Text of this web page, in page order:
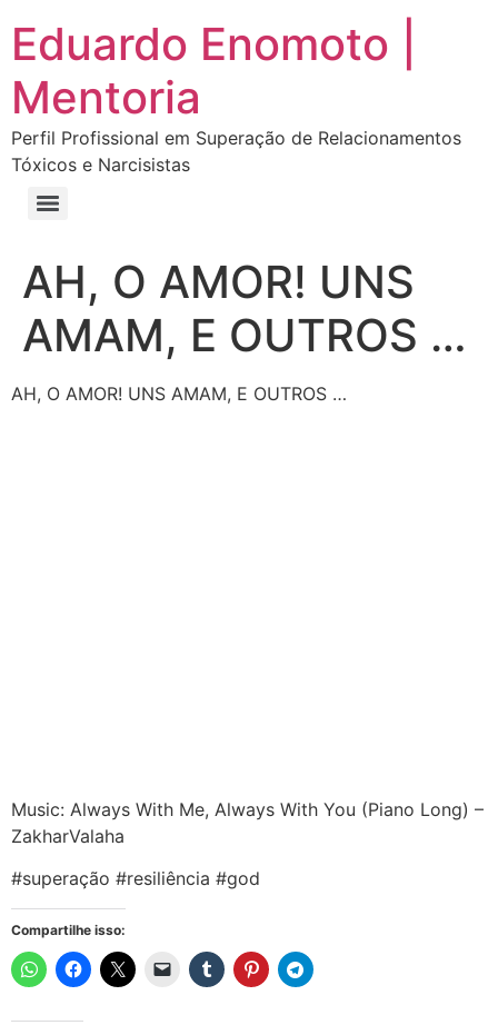
Eduardo Enomoto |
Mentoria
Perfil Profissional em Superação de Relacionamentos
Tóxicos e Narcisistas
AH, O AMOR! UNS
AMAM, E OUTROS …
AH, O AMOR! UNS AMAM, E OUTROS …
Music: Always With Me, Always With You (Piano Long) –
ZakharValaha
#superação #resiliência #god
Compartilhe isso: